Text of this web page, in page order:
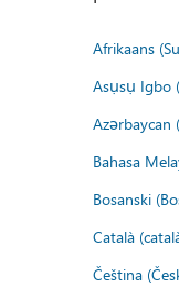
Afrikaans
Asụsụ Igbo
Azərbaycan
Bahasa
Bosanski
Català
Čeština